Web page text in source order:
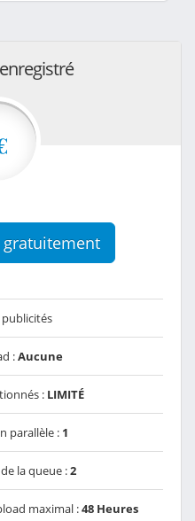
gratuitement
publicités
:Aucune
: LIMITÉ
parallèle : 1
la queue :2
maximal :48 Heures